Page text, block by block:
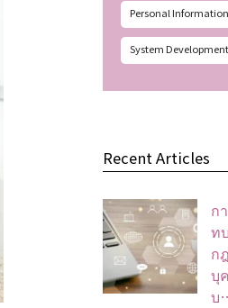
Personal
System Development
Recent Articles
ก
ท
ก
บุ
บ